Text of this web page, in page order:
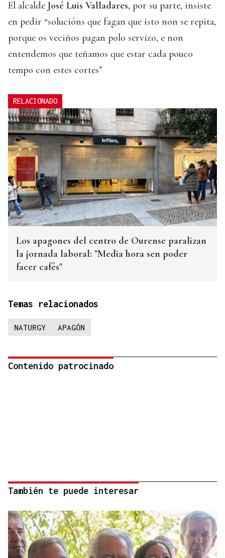
El alcalde José Luis Valladares, por su parte, insiste
en pedir “solucións que fagan que isto non se repita,
porque os veciños pagan polo servizo, e non
entendemos que teñamos que estar cada pouco
tempo con estes cortes”
RELACIONADO
Los apagones del centro de Ourense paralizan
la jornada laboral: "Media hora sen poder
facer cafés"
Temas relacionados
NATURGY APAGÓN
Contenido patrocinado
También te puede interesar